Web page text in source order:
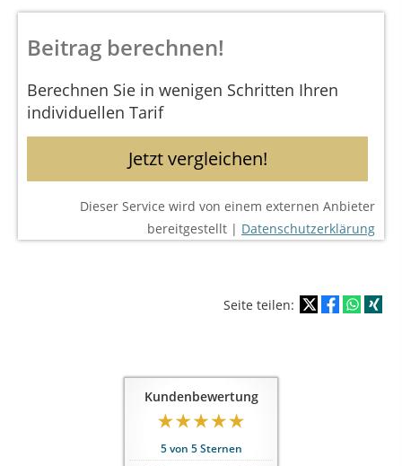
Beitrag berechnen!
Berechnen Sie in wenigen Schritten Ihren
individuellen Tarif
Jetzt vergleichen!
Dieser Service wird von einem externen Anbieter
bereitgestellt | Datenschutzerklärung
Seite teilen:
Kundenbewertung
5von 5Sternen